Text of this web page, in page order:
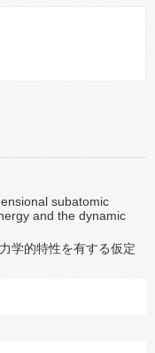
subatomic
and the dynamic
学的特性を有する仮定